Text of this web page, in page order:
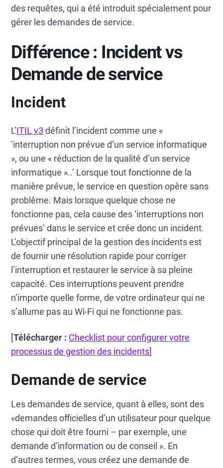
des requêtes, qui a été introduit spécialement pour
gérer les demandes de service.
Différence : Incident vs
Demande de service
Incident
L’ITIL v3 définit l’incident comme une «
‘interruption non prévue d’un service informatique
», ou une « réduction de la qualité d’un service
informatique »..’ Lorsque tout fonctionne de la
manière prévue, le service en question opère sans
problème. Mais lorsque quelque chose ne
fonctionne pas, cela cause des ‘interruptions non
prévues’ dans le service et crée donc un incident.
L’objectif principal de la gestion des incidents est
de fournir une résolution rapide pour corriger
l’interruption et restaurer le service à sa pleine
capacité. Ces interruptions peuvent prendre
n’importe quelle forme, de votre ordinateur qui ne
s’allume pas au Wi-Fi qui ne fonctionne pas.
[Télécharger : Checklist pour configurer votre
processus de gestion des incidents]
Demande de service
Les demandes de service, quant à elles, sont des
«demandes officielles d’un utilisateur pour quelque
chose qui doit être fourni – par exemple, une
demande d’information ou de conseil ». En
d’autres termes, vous créez une demande de